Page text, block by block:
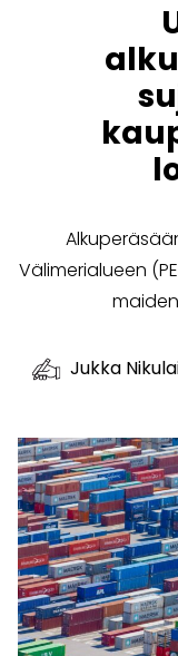
Välimerialueen
Jukka